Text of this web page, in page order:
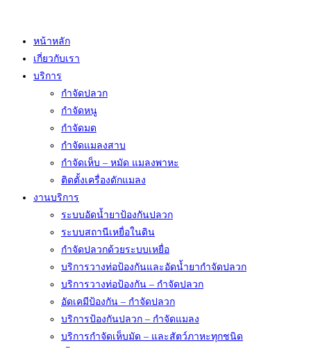
หน้าหลัก
เกี่ยวกับเรา
บริการ
กำจัดปลวก
กำจัดหนู
กำจัดมด
กำจัดแมลงสาบ
กำจัดเห็บ – หมัด แมลงพาหะ
ติดตั้งเครื่องดักแมลง
งานบริการ
ระบบอัดน้ำยาป้องกันปลวก
ระบบสถานีเหยื่อในดิน
กำจัดปลวกด้วยระบบเหยื่อ
บริการวางท่อป้องกันและอัดน้ำยากำจัดปลวก
บริการวางท่อป้องกัน – กำจัดปลวก
อัดเคมีป้องกัน – กำจัดปลวก
บริการป้องกันปลวก – กำจัดแมลง
บริการกำจัดเห็บมัด – และสัตว์ภาหะทุกชนิด